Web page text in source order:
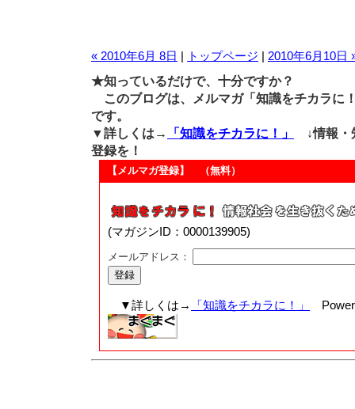
« 2010年6月 8日 | トップページ | 2010年6月10日
★知っているだけで、十分ですか？
このブログは、メルマガ「知識をチカラに
です。
▼詳しくは→
「知識をチカラに！」
↓情報・
登録を！
【メルマガ登録】 （無料）
(マガジンID：0000139905)
メールアドレス：
▼詳しくは→ 「知識をチカラに！」